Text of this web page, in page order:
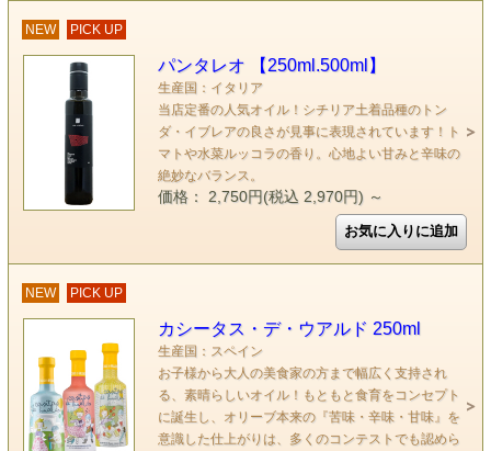
NEW PICK UP
パンタレオ 【250ml.500ml】
生産国：イタリア
当店定番の人気オイル！シチリア土着品種のトン
ダ・イブレアの良さが見事に表現されています！ト
マトや水菜ルッコラの香り。心地よい甘みと辛味の
絶妙なバランス。
価格： 2,750円(税込 2,970円) ～
NEW PICK UP
カシータス・デ・ウアルド 250ml
生産国：スペイン
お子様から大人の美食家の方まで幅広く支持され
る、素晴らしいオイル！もともと食育をコンセプト
に誕生し、オリーブ本来の『苦味・辛味・甘味』を
意識した仕上がりは、多くのコンテストでも認めら